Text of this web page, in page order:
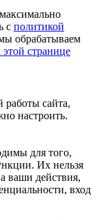
с политикой
обрабатываем
этой странице
сайта,
настроить.
для того,
Их нельзя
ваши действия,
вход